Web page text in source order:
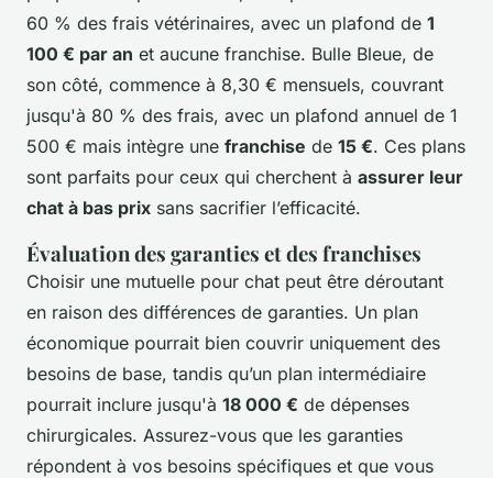
60 % des frais vétérinaires, avec un plafond de 1
100 € par an et aucune franchise. Bulle Bleue, de
son côté, commence à 8,30 € mensuels, couvrant
jusqu'à 80 % des frais, avec un plafond annuel de 1
500 € mais intègre une franchise de 15 €. Ces plans
sont parfaits pour ceux qui cherchent à assurer leur
chat à bas prix sans sacrifier l’efficacité.
Évaluation des garanties et des franchises
Choisir une mutuelle pour chat peut être déroutant
en raison des différences de garanties. Un plan
économique pourrait bien couvrir uniquement des
besoins de base, tandis qu’un plan intermédiaire
pourrait inclure jusqu'à 18 000 € de dépenses
chirurgicales. Assurez-vous que les garanties
répondent à vos besoins spécifiques et que vous